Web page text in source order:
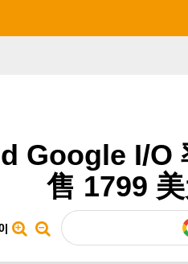
Google I/O
售 1799
|